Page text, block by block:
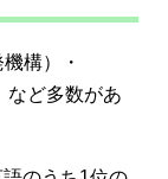
構）・
など多数があ